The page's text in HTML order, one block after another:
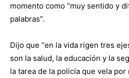
momento como “muy sentido y
palabras”.
Dijo que “en la vida rigen tres
son la salud, la educación y la
la tarea de la policía que vela